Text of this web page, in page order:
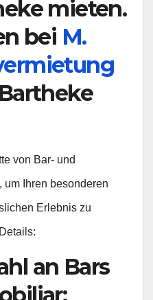
mieten.
bei M.
von Bar- und
um Ihren besonderen
Erlebnis zu
an Bars
: